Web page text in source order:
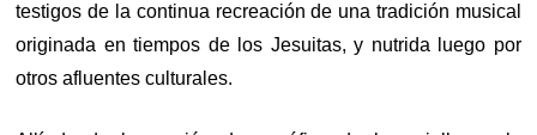
testigos de la continua recreación de una tradición musical
originada en tiempos de los Jesuitas, y nutrida luego por
otros afluentes culturales.